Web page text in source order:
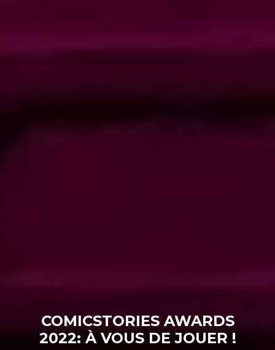
COMICSTORIES AWARDS
2022: À VOUS DE JOUER !